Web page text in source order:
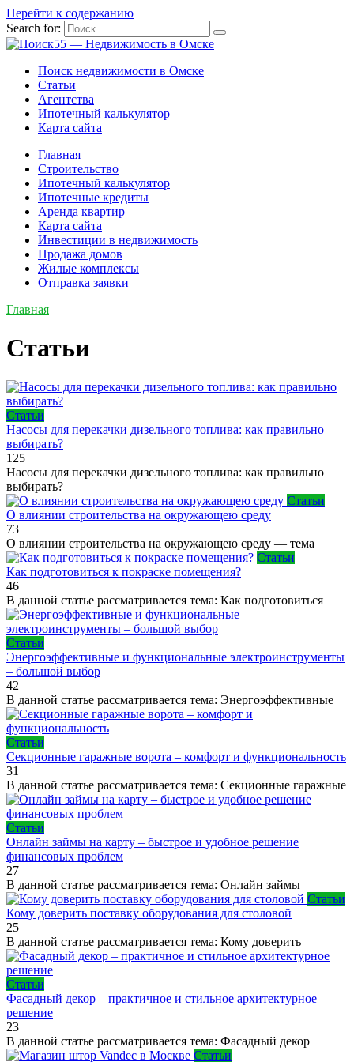
Перейти к содержанию
Search for:
Поиск недвижимости в Омске
Статьи
Агентства
Ипотечный калькулятор
Карта сайта
Главная
Строительство
Ипотечный калькулятор
Ипотечные кредиты
Аренда квартир
Карта сайта
Инвестиции в недвижимость
Продажа домов
Жилые комплексы
Отправка заявки
Главная
Статьи
Статьи
Насосы для перекачки дизельного топлива: как правильно
выбирать?
125
Насосы для перекачки дизельного топлива: как правильно
выбирать?
Статьи
О влиянии строительства на окружающею среду
73
О влиянии строительства на окружающею среду — тема
Статьи
Как подготовиться к покраске помещения?
46
В данной статье рассматривается тема: Как подготовиться
Статьи
Энергоэффективные и функциональные электроинструменты
– большой выбор
42
В данной статье рассматривается тема: Энергоэффективные
Статьи
Секционные гаражные ворота – комфорт и функциональность
31
В данной статье рассматривается тема: Секционные гаражные
Статьи
Онлайн займы на карту – быстрое и удобное решение
финансовых проблем
27
В данной статье рассматривается тема: Онлайн займы
Статьи
Кому доверить поставку оборудования для столовой
25
В данной статье рассматривается тема: Кому доверить
Статьи
Фасадный декор – практичное и стильное архитектурное
решение
23
В данной статье рассматривается тема: Фасадный декор
Статьи